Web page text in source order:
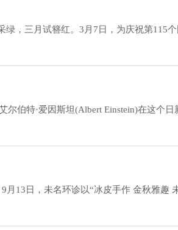
，三月试簪红。3月7日，为庆祝第115
伯特·爱因斯坦(Albert Einstein)在这个
13日，未名环诊以“冰皮手作 金秋雅趣